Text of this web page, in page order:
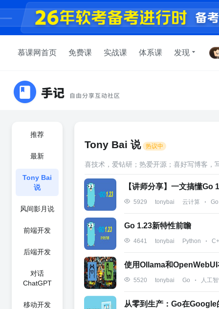
慕课网首页 免费课 实战课 体系课 发现
推荐
最新
Tony Bai
说
风间影月说
前端开发
后端开发
对话
ChatGPT
移动开发
Tony Bai 说 热议中
喜技术，爱钻研；热爱开源；喜好写博客，
【讲师分享】一文搞懂Go
5929 tonybai 云计算 Go
Go 1.23新特性前瞻
4641 tonybai Python
使用Ollama和
5520 tonybai Go 人工
从零到生产：Go在Google